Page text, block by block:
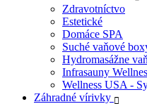
Zdravotníctvo
Estetické
Domáce SPA
Suché vaňové
Hydromasážne
Infrasauny
Wellness USA -
Záhradné vírivky